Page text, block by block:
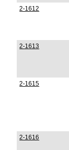
2-1612
2-1613
2-1615
2-1616